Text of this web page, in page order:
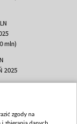
mln)
2025
350
zgody na